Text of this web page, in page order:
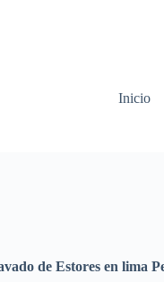
Inicio
de Estores en lima